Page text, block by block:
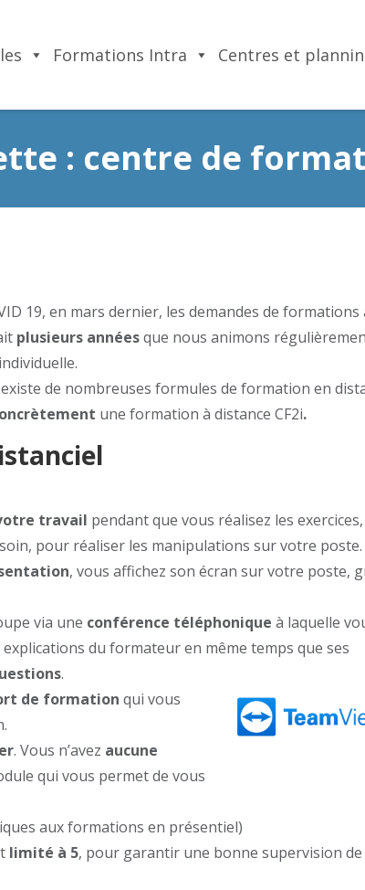
Formations Intra Centres et
: centre de
19, en mars dernier, les demandes de formations
plusieurs annéesque nous animons
de nombreuses formules de formation en
une formation à distance CF2i.
travail pendant que vous réalisez les
pour réaliser les manipulations sur votre poste.
, vous affichez son écran sur votre poste,
via une conférence téléphonique à laquelle
du formateur en même temps que ses
.
de formation qui vous
. Vous n’avez aucune
qui vous permet de vous
aux formations en présentiel)
limité à 5, pour garantir une bonne supervision de